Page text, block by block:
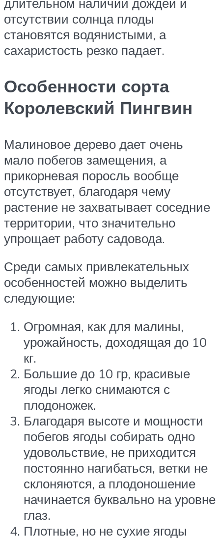
отсутствии солнца плоды
становятся водянистыми, а
сахаристость резко падает.
Особенности сорта
Королевский Пингвин
Малиновое дерево дает очень
мало побегов замещения, а
прикорневая поросль вообще
отсутствует, благодаря чему
растение не захватывает соседние
территории, что значительно
упрощает работу садовода.
Среди самых привлекательных
особенностей можно выделить
следующие:
Огромная, как для малины,
урожайность, доходящая до 10
кг.
Большие до 10 гр, красивые
ягоды легко снимаются с
плодоножек.
Благодаря высоте и мощности
побегов ягоды собирать одно
удовольствие, не приходится
постоянно нагибаться, ветки не
склоняются, а плодоношение
начинается буквально на уровне
глаз.
Плотные, но не сухие ягоды